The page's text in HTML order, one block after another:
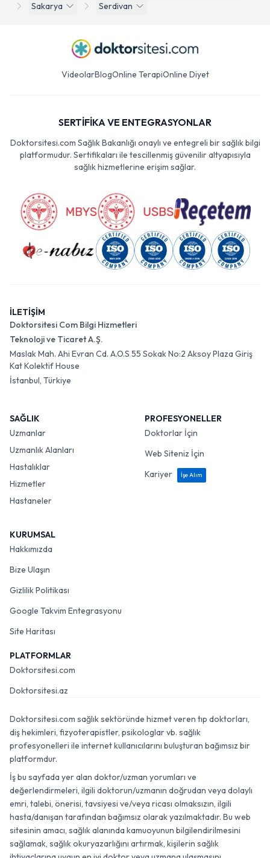
Sakarya
Serdivan
VideolarBlogOnline TerapiOnline Diyet
SERTİFİKA VE ENTEGRASYONLAR
Doktorsitesi.com Sağlık Bakanlığı onaylı ve entegreli bir sağlık bilgi
platformudur. Sertifikaları ile tescillenmiş güvenilir altyapısıyla
sağlık hizmetlerine erişim sağlar.
İLETİŞİM
Doktorsitesi Com Bilgi Hizmetleri
Teknoloji ve Ticaret A.Ş.
Maslak Mah. Ahi Evran Cd. A.O.S 55 Sokak No:2 Aksoy Plaza Giriş
Kat Kolektif House
İstanbul, Türkiye
SAĞLIK
Uzmanlar
Uzmanlık Alanları
Hastalıklar
Hizmetler
Hastaneler
PROFESYONELLER
Doktorlar İçin
Web Siteniz İçin
Kariyer
İşe Alım
KURUMSAL
Hakkımızda
Bize Ulaşın
Gizlilik Politikası
Google Takvim Entegrasyonu
Site Haritası
PLATFORMLAR
Doktorsitesi.com
Doktorsitesi.az
Doktorsitesi.com sağlık sektöründe hizmet veren tıp doktorları,
diş hekimleri, fizyoterapistler, psikologlar vb. sağlık
profesyonelleri ile internet kullanıcılarını buluşturan bağımsız bir
platformdur.
İş bu sayfada yer alan doktor/uzman yorumları ve
değerlendirmeleri, ilgili doktorun/uzmanın doğrudan veya dolaylı
emri, talebi, önerisi, tavsiyesi ve/veya ricası olmaksızın, ilgili
hasta/danışan tarafından bağımsız olarak yazılmaktadır. Bu web
sitesinin amacı, sağlık alanında kamuoyunun bilgilendirilmesini
sağlamak, sağlık okuryazarlığını artırmak, kişilerin sağlık